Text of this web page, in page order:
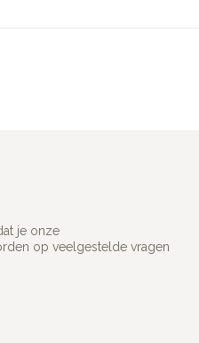
je onze
op veelgestelde vragen